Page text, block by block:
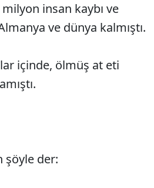
insan kaybı ve
ve dünya kalmıştı.
içinde, ölmüş at eti
şöyle der: